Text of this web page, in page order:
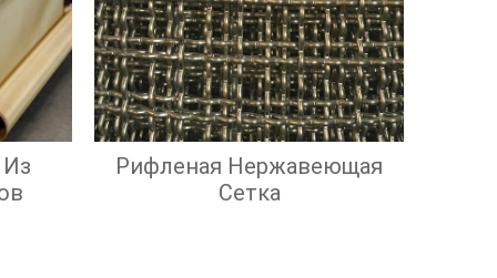
Рифленая Нержавеющая
Сетка